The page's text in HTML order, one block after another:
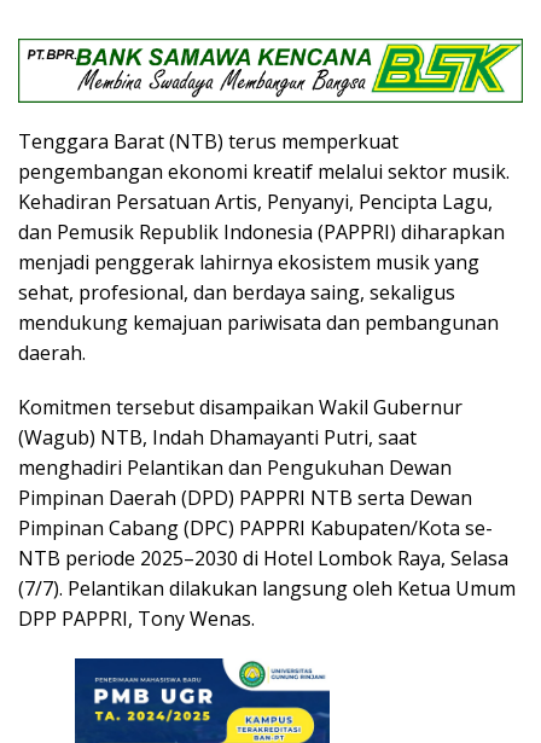
Tenggara Barat (NTB) terus memperkuat
pengembangan ekonomi kreatif melalui sektor musik.
Kehadiran Persatuan Artis, Penyanyi, Pencipta Lagu,
dan Pemusik Republik Indonesia (PAPPRI) diharapkan
menjadi penggerak lahirnya ekosistem musik yang
sehat, profesional, dan berdaya saing, sekaligus
mendukung kemajuan pariwisata dan pembangunan
daerah.
Komitmen tersebut disampaikan Wakil Gubernur
(Wagub) NTB, Indah Dhamayanti Putri, saat
menghadiri Pelantikan dan Pengukuhan Dewan
Pimpinan Daerah (DPD) PAPPRI NTB serta Dewan
Pimpinan Cabang (DPC) PAPPRI Kabupaten/Kota se-
NTB periode 2025–2030 di Hotel Lombok Raya, Selasa
(7/7). Pelantikan dilakukan langsung oleh Ketua Umum
DPP PAPPRI, Tony Wenas.